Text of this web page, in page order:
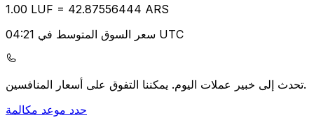
1.00 LUF = 42.87556444 ARS
سعر السوق المتوسط في 04:21 UTC
تحدث إلى خبير عملات اليوم.يمكننا التفوق على أسعار المنافسين.
حدد موعد مكالمة